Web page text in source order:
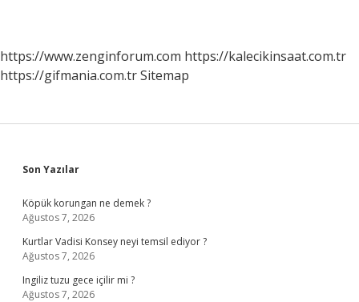
https://www.zenginforum.com https://kalecikinsaat.com.tr
https://gifmania.com.trSitemap
Sidebar
Son Yazılar
Köpük korungan ne demek ?
Ağustos 7, 2026
Kurtlar Vadisi Konsey neyi temsil ediyor ?
Ağustos 7, 2026
Ingiliz tuzu gece içilir mi ?
Ağustos 7, 2026